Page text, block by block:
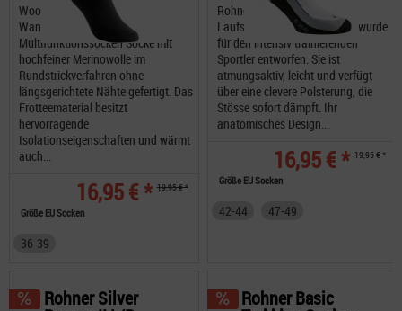
Woolpower Socks Classic 200
Wandersocken,
Multifunktionssocken Socke mit
hochfeiner Merinowolle im
Rundstrickverfahren ohne
längsgerichtete Nähte gefertigt. Das
Frotteematerial besitzt
hervorragende
Isolationseigenschaften und wärmt
auch...
16,95 € * 19,95 € *
Größe EU Socken
36-39
Rohner R-Power Quarter L/R
Laufsocken Diese Laufsocke wurde
für den intensiv trainierenden
Sportler entworfen. Sie ist
atmungsaktiv, leicht und verfügt
über eine clevere Polsterung, die
Stösse sofort dämpft. Ihr
anatomisches Design...
16,95 € * 19,95 € *
Größe EU Socken
42-44 47-49
Rohner Silver Rohner Basic